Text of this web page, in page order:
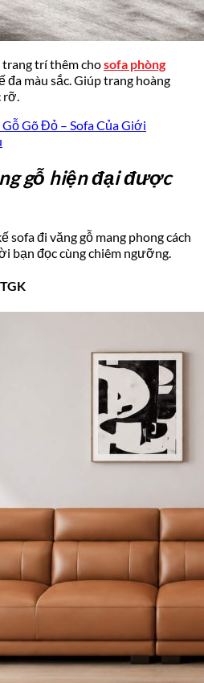
trí thêm chosofa phòng
đa màu sắc. Giúp trang hoàng
rỡ.
Gỗ Gõ Đỏ – Sofa Của Giới
gỗ hiện đại được
sofa đi văng gỗ mang phong cách
bạn đọc cùng chiêm ngưỡng.